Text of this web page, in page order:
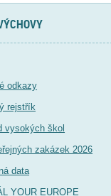
odkazy
rejstřík
vysokých škol
zakázek 2026
data
YOUR EUROPE